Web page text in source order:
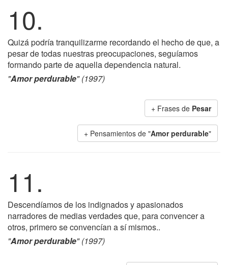
10.
Quizá podría tranquilizarme recordando el hecho de que, a
pesar de todas nuestras preocupaciones, seguíamos
formando parte de aquella dependencia natural.
"Amor perdurable" (1997)
+ Frases de Pesar
+ Pensamientos de "Amor perdurable"
11.
Descendíamos de los indignados y apasionados
narradores de medias verdades que, para convencer a
otros, primero se convencían a sí mismos..
"Amor perdurable" (1997)